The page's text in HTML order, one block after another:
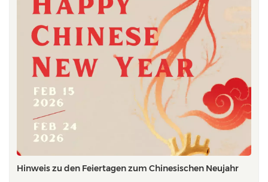
Hinweis zu den Feiertagen zum Chinesischen Neujahr